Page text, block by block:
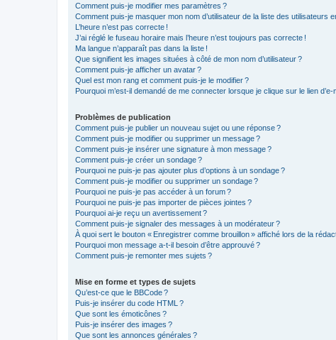
Comment puis-je modifier mes paramètres ?
Comment puis-je masquer mon nom d’utilisateur de la liste des utilisateurs
L’heure n’est pas correcte !
J’ai réglé le fuseau horaire mais l’heure n’est toujours pas correcte !
Ma langue n’apparaît pas dans la liste !
Que signifient les images situées à côté de mon nom d’utilisateur ?
Comment puis-je afficher un avatar ?
Quel est mon rang et comment puis-je le modifier ?
Pourquoi m’est-il demandé de me connecter lorsque je clique sur le lien d’e-
Problèmes de publication
Comment puis-je publier un nouveau sujet ou une réponse ?
Comment puis-je modifier ou supprimer un message ?
Comment puis-je insérer une signature à mon message ?
Comment puis-je créer un sondage ?
Pourquoi ne puis-je pas ajouter plus d’options à un sondage ?
Comment puis-je modifier ou supprimer un sondage ?
Pourquoi ne puis-je pas accéder à un forum ?
Pourquoi ne puis-je pas importer de pièces jointes ?
Pourquoi ai-je reçu un avertissement ?
Comment puis-je signaler des messages à un modérateur ?
À quoi sert le bouton « Enregistrer comme brouillon » affiché lors de la
Pourquoi mon message a-t-il besoin d’être approuvé ?
Comment puis-je remonter mes sujets ?
Mise en forme et types de sujets
Qu’est-ce que le BBCode ?
Puis-je insérer du code HTML ?
Que sont les émoticônes ?
Puis-je insérer des images ?
Que sont les annonces générales ?